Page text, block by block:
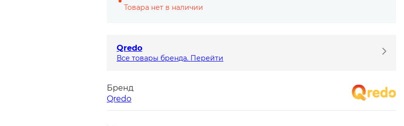
Товара нет в наличии
Qredo
Все товары бренда. Перейти
Бренд
Qredo